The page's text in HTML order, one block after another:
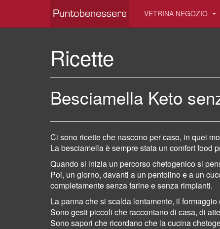
VETRINA NEGOZIO
Ricette
Besciamella Keto
Ci sono ricette che nascono per caso, in quei
La besciamella è sempre stata un comfort food
Quando si inizia un percorso chetogenico si
Poi, un giorno, davanti a un pentolino e a un
completamente senza farine e senza rimpianti.
La panna che si scalda lentamente, il
Sono gesti piccoli che raccontano di casa, di
Sono sapori che ricordano che la cucina